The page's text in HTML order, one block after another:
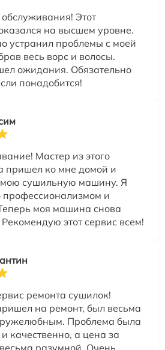
Этот
на высшем уровне.
устранил проблемы с моей
весь ворс и волосы.
ожидания. Обязательно
понадобится!
Мастер из этого
пришел ко мне домой и
сушильную машину. Я
профессионализмом и
моя машина снова
этот сервис всем!
ремонта сушилок!
на ремонт, был весьма
Проблема была
качественно, а цена за
разумной. Очень